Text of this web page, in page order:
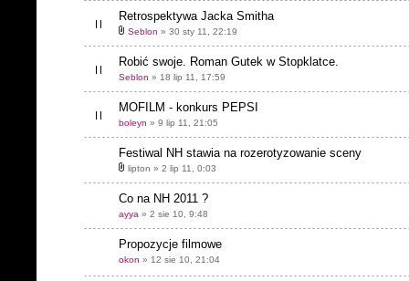
Retrospektywa Jacka Smitha
Seblon » 30 sty 11, 22:19
Robić swoje. Roman Gutek w Stopklatce.
Seblon » 18 lip 11, 17:59
MOFILM - konkurs PEPSI
boleyn » 9 lip 11, 21:05
Festiwal NH stawia na rozerotyzowanie sceny
lipton » 2 lip 11, 0:03
Co na NH 2011 ?
ayya » 2 sie 10, 9:48
Propozycje filmowe
okon » 12 sie 10, 21:04